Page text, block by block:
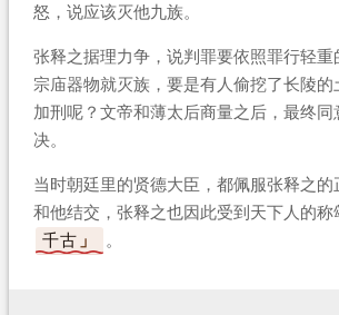
怒，说应该灭他九族。
张释之据理力争，说判罪要依照罪行轻重
宗庙器物就灭族，要是有人偷挖了长陵的
加刑呢？文帝和薄太后商量之后，最终同
决。
当时朝廷里的贤德大臣，都佩服张释之的
和他结交，张释之也因此受到天下人的称
千古
。